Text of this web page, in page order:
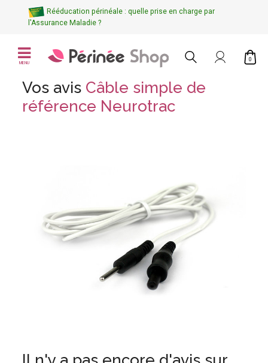
Rééducation périnéale : quelle prise en charge par
l'Assurance Maladie ?
MENU
0
Vos avis Câble simple de
référence Neurotrac